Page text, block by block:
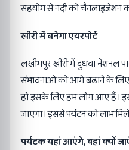
सहयोग से नदी को चैनलाइजेशन
खीरी में बनेगा एयरपोर्ट
लखीमपुर खीरी में दुधवा नेशनल
संभावनाओं को आगे बढ़ाने के लिए
हो इसके लिए हम लोग आए हैं।
जाएगा। इससे पर्यटन को लाभ
पर्यटक यहां आएंगे, वहां क्यों